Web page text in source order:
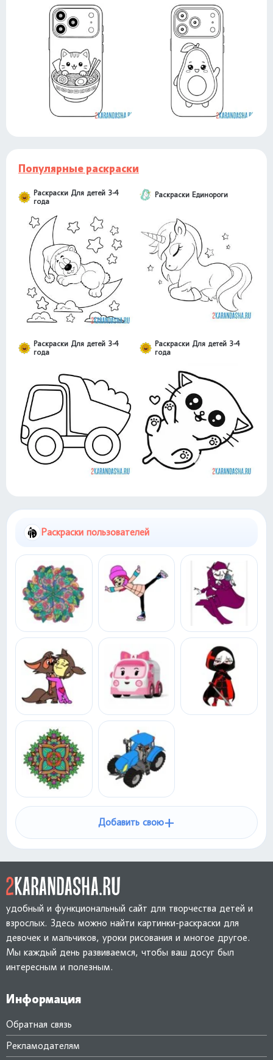
Популярные раскраски
Раскраски Для детей 3-4
года
Раскраски Единороги
Раскраски Для детей 3-4
года
Раскраски Для детей 3-4
года
Раскраски пользователей
Добавить свою+
удобный и функциональный сайт для творчества детей и
взрослых. Здесь можно найти картинки-раскраски для
девочек и мальчиков, уроки рисования и многое другое.
Мы каждый день развиваемся, чтобы ваш досуг был
интересным и полезным.
Информация
Обратная связь
Рекламодателям